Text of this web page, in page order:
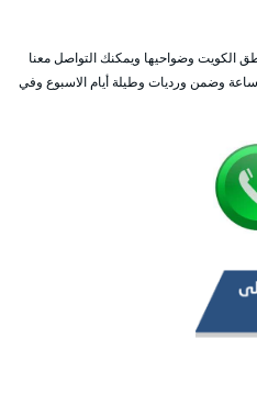
الكويت وضواحيها ويمكنك التواصل معنا
في أي وقت لذلك نحن نعمل على مدار 24 ساعة وضمن ورديات وطيلة أيام الاسبوع وفي